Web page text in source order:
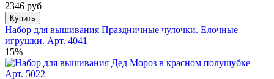
2346 руб
Купить
Набор для вышивания Праздничные чулочки. Елочные
игрушки. Арт. 4041
15%